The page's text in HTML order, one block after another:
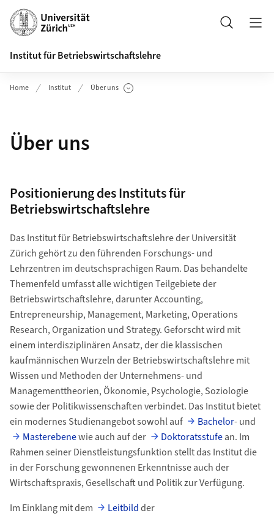
Header
Suche
Institut für Betriebswirtschaftslehre
Home Institut Über uns
Unterseiten anzeigen
Über uns
Positionierung des Instituts für
Betriebswirtschaftslehre
Das Institut für Betriebswirtschaftslehre der Universität
Zürich gehört zu den führenden Forschungs- und
Lehrzentren im deutschsprachigen Raum. Das behandelte
Themenfeld umfasst alle wichtigen Teilgebiete der
Betriebswirtschaftslehre, darunter Accounting,
Entrepreneurship, Management, Marketing, Operations
Research, Organization und Strategy. Geforscht wird mit
einem interdisziplinären Ansatz, der die klassischen
kaufmännischen Wurzeln der Betriebswirtschaftslehre mit
Wissen und Methoden der Unternehmens- und
Managementtheorien, Ökonomie, Psychologie, Soziologie
sowie der Politikwissenschaften verbindet. Das Institut bietet
ein modernes Studienangebot sowohl auf
Bachelor- und
Masterebenewie auch auf der Doktoratsstufean. Im
Rahmen seiner Dienstleistungsfunktion stellt das Institut die
in der Forschung gewonnenen Erkenntnisse auch der
Wirtschaftspraxis, Gesellschaft und Politik zur Verfügung.
Im Einklang mit dem
Leitbildder